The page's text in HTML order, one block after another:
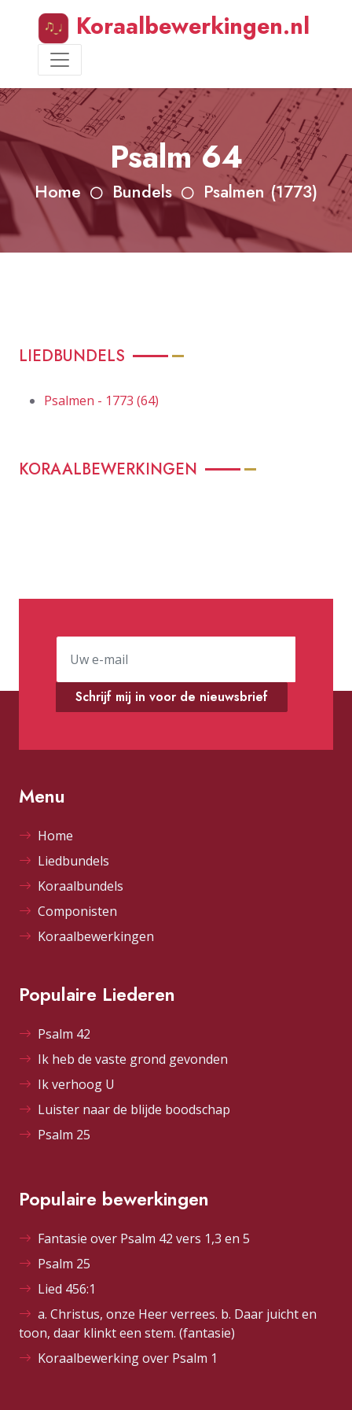
Koraalbewerkingen.nl
Psalm 64
Home Bundels Psalmen (1773)
LIEDBUNDELS
Psalmen - 1773 (64)
KORAALBEWERKINGEN
Schrijf mij in voor de nieuwsbrief
Menu
Home
Liedbundels
Koraalbundels
Componisten
Koraalbewerkingen
Populaire Liederen
Psalm 42
Ik heb de vaste grond gevonden
Ik verhoog U
Luister naar de blijde boodschap
Psalm 25
Populaire bewerkingen
Fantasie over Psalm 42 vers 1,3 en 5
Psalm 25
Lied 456:1
a. Christus, onze Heer verrees. b. Daar juicht en
toon, daar klinkt een stem. (fantasie)
Koraalbewerking over Psalm 1